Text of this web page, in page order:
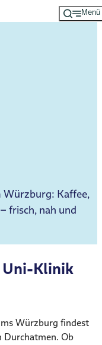
Menü
Würzburg: Kaffee,
frisch, nah und
Uni-Klinik
Würzburg findest
Durchatmen. Ob